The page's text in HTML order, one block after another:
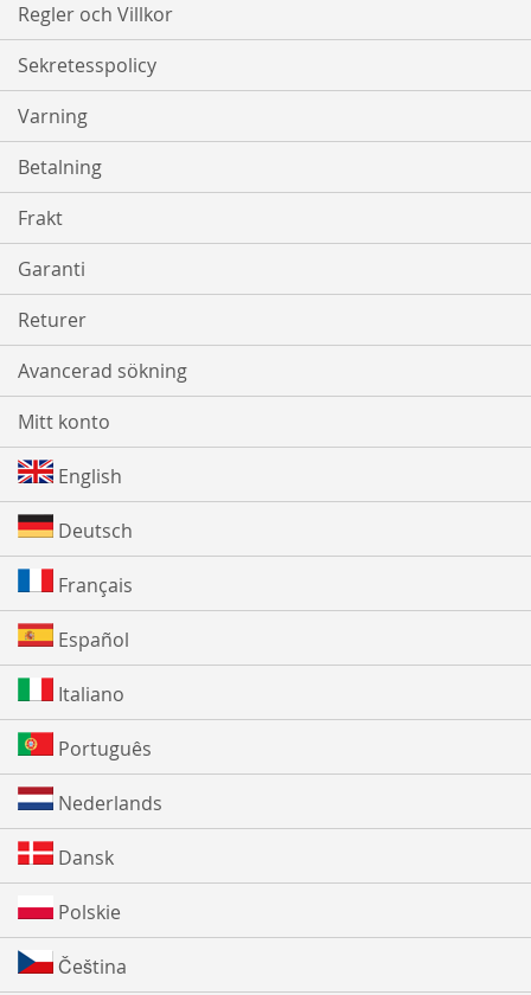
Regler och Villkor
Sekretesspolicy
Varning
Betalning
Frakt
Garanti
Returer
Avancerad sökning
Mitt konto
English
Deutsch
Français
Español
Italiano
Português
Nederlands
Dansk
Polskie
Čeština